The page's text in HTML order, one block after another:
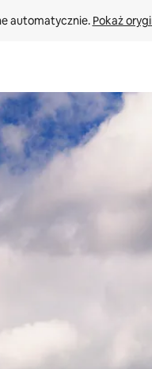
automatycznie. Pokaż
i w dół lub przeglądać